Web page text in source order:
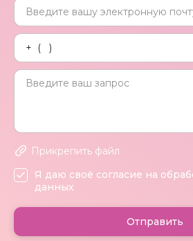
Прикрепить файл
Я даю своё согласие на
данных
Отправить